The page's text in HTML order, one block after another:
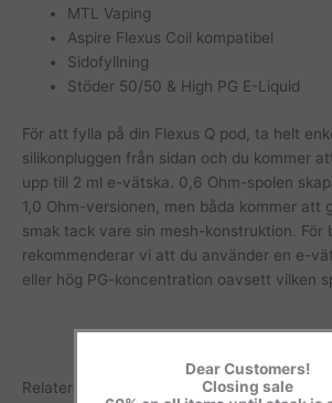
MTL Vaping
Aspire Flexus Coil kompatibel
Sidofyllning
Stöder 50/50 & High PG E-Liquid
För att fylla på din Flexus Q pod, ta helt
silikonpluggen från sidan och du kommer
upp till 2 ml e-vätska. 0,6 Ohm-spolen
1,0 Ohm-versionen, men båda kommer att
smak tack vare sin mesh-konstruktion. För
rekommenderar vi att du använder en e-
eller hög PG-koncentration oavsett vilken
Relaterade produkter
Dear Customers!
Closing sale